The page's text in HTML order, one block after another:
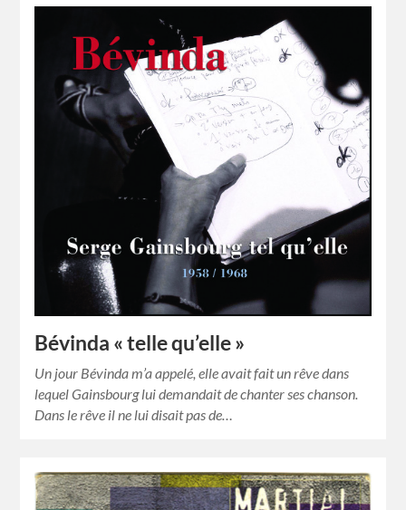
Bévinda « telle qu’elle »
Un jour Bévinda m’a appelé, elle avait fait un rêve dans
lequel Gainsbourg lui demandait de chanter ses chanson.
Dans le rêve il ne lui disait pas de…